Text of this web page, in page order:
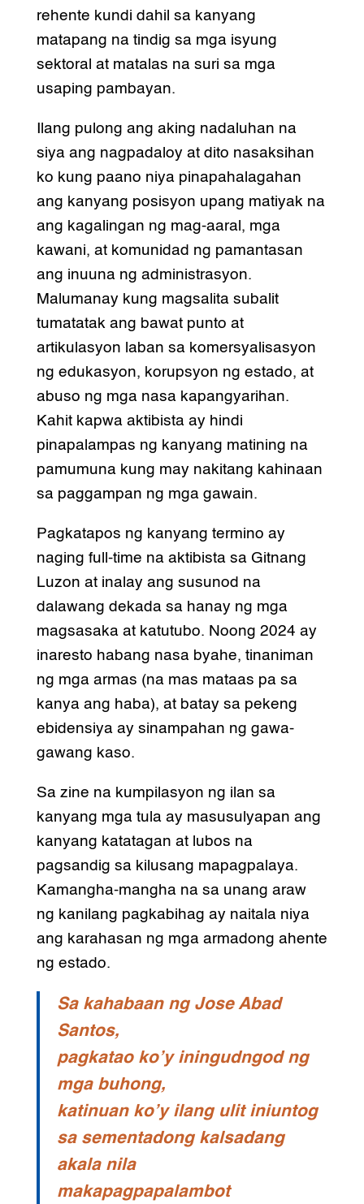
rehente kundi dahil sa kanyang
matapang na tindig sa mga isyung
sektoral at matalas na suri sa mga
usaping pambayan.
Ilang pulong ang aking nadaluhan na
siya ang nagpadaloy at dito nasaksihan
ko kung paano niya pinapahalagahan
ang kanyang posisyon upang matiyak na
ang kagalingan ng mag-aaral, mga
kawani, at komunidad ng pamantasan
ang inuuna ng administrasyon.
Malumanay kung magsalita subalit
tumatatak ang bawat punto at
artikulasyon laban sa komersyalisasyon
ng edukasyon, korupsyon ng estado, at
abuso ng mga nasa kapangyarihan.
Kahit kapwa aktibista ay hindi
pinapalampas ng kanyang matining na
pamumuna kung may nakitang kahinaan
sa paggampan ng mga gawain.
Pagkatapos ng kanyang termino ay
naging full-time na aktibista sa Gitnang
Luzon at inalay ang susunod na
dalawang dekada sa hanay ng mga
magsasaka at katutubo. Noong 2024 ay
inaresto habang nasa byahe, tinaniman
ng mga armas (na mas mataas pa sa
kanya ang haba), at batay sa pekeng
ebidensiya ay sinampahan ng gawa-
gawang kaso.
Sa zine na kumpilasyon ng ilan sa
kanyang mga tula ay masusulyapan ang
kanyang katatagan at lubos na
pagsandig sa kilusang mapagpalaya.
Kamangha-mangha na sa unang araw
ng kanilang pagkabihag ay naitala niya
ang karahasan ng mga armadong ahente
ng estado.
Sa kahabaan ng Jose Abad
Santos,
pagkatao ko’y iningudngod ng
mga buhong,
katinuan ko’y ilang ulit iniuntog
sa sementadong kalsadang
akala nila
makapagpapalambot